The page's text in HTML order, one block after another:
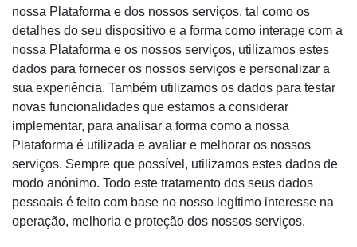
nossa Plataforma e dos nossos serviços, tal como os
detalhes do seu dispositivo e a forma como interage com a
nossa Plataforma e os nossos serviços, utilizamos estes
dados para fornecer os nossos serviços e personalizar a
sua experiência. Também utilizamos os dados para testar
novas funcionalidades que estamos a considerar
implementar, para analisar a forma como a nossa
Plataforma é utilizada e avaliar e melhorar os nossos
serviços. Sempre que possível, utilizamos estes dados de
modo anónimo. Todo este tratamento dos seus dados
pessoais é feito com base no nosso legítimo interesse na
operação, melhoria e proteção dos nossos serviços.